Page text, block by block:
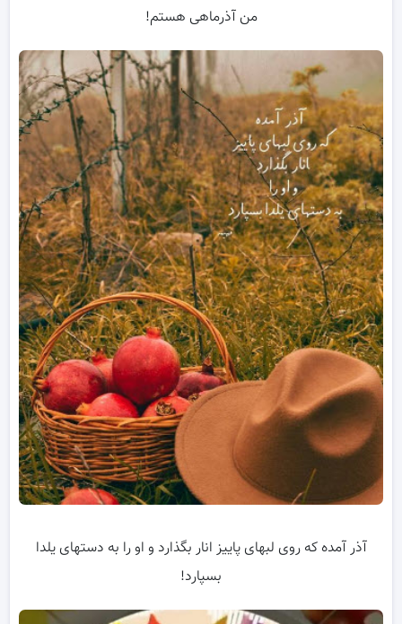
من آذرماهی هستم!
آذر آمده که روی لبهای پاییز انار بگذارد و او را به دستهای یلدا
بسپارد!